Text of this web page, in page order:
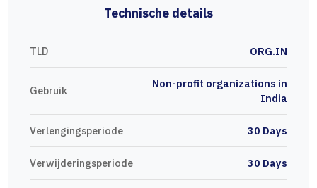
Technische details
TLD ORG.IN
Gebruik
Non-profit organizations in
India
Verlengingsperiode 30 Days
Verwijderingsperiode 30 Days